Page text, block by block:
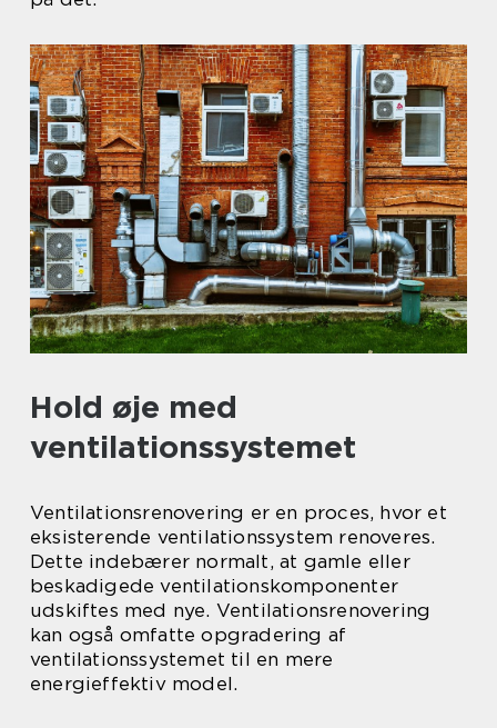
Hold øje med
ventilationssystemet
Ventilationsrenovering er en proces, hvor et
eksisterende ventilationssystem renoveres.
Dette indebærer normalt, at gamle eller
beskadigede ventilationskomponenter
udskiftes med nye. Ventilationsrenovering
kan også omfatte opgradering af
ventilationssystemet til en mere
energieffektiv model.